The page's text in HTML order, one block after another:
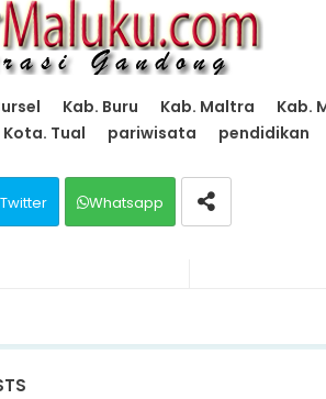
Kab. Buru Kab. Maltra Kab.
Kota. Tual pariwisata pendidikan
Twitter Whatsapp